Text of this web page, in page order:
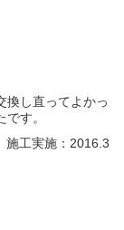
換し直ってよかっ
す。
施工実施：2016.3